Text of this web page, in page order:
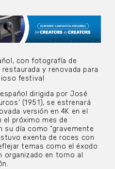
con fotografía de
y renovada para
festival
dirigida por José
(1951), se estrenará
versión en 4K en el
el próximo mes de
su día como “gravemente
exenta de roces con
temas como el éxodo
organizado en torno al